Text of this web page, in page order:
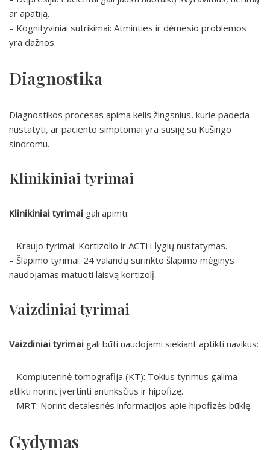
ar apatiją.
– Kognityviniai sutrikimai: Atminties ir dėmesio problemos
yra dažnos.
Diagnostika
Diagnostikos procesas apima kelis žingsnius, kurie padeda
nustatyti, ar paciento simptomai yra susiję su Kušingo
sindromu.
Klinikiniai tyrimai
Klinikiniai tyrimai gali apimti:
– Kraujo tyrimai: Kortizolio ir ACTH lygių nustatymas.
– Šlapimo tyrimai: 24 valandų surinkto šlapimo mėginys
naudojamas matuoti laisvą kortizolį.
Vaizdiniai tyrimai
Vaizdiniai tyrimai gali būti naudojami siekiant aptikti navikus:
– Kompiuterinė tomografija (KT): Tokius tyrimus galima
atlikti norint įvertinti antinksčius ir hipofizę.
– MRT: Norint detalesnės informacijos apie hipofizės būklę.
Gydymas